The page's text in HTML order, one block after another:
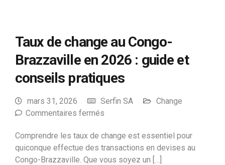
Taux de change au Congo-
Brazzaville en 2026 : guide et
conseils pratiques
mars 31, 2026 Serfin SA
Change
Commentaires fermés
Comprendre les taux de change est essentiel pour
quiconque effectue des transactions en devises au
Congo-Brazzaville. Que vous soyez un […]